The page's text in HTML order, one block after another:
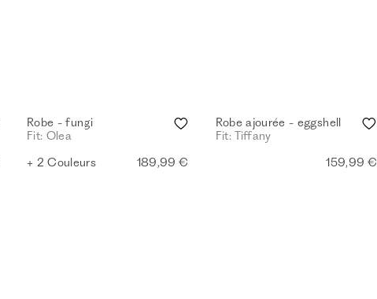
Robe - fungi
Fit: Olea
+ 2 Couleurs
189,99 €
Robe ajourée - eggshell
Fit: Tiffany
159,99 €